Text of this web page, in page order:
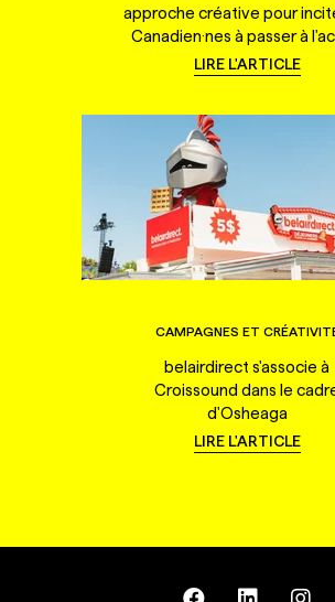
approche créative pour
Canadien·nes à passer à
LIRE L'ARTICLE
CAMPAGNES ET
belairdirect s'associe à
Croissound dans le
d'Osheaga
LIRE L'ARTICLE